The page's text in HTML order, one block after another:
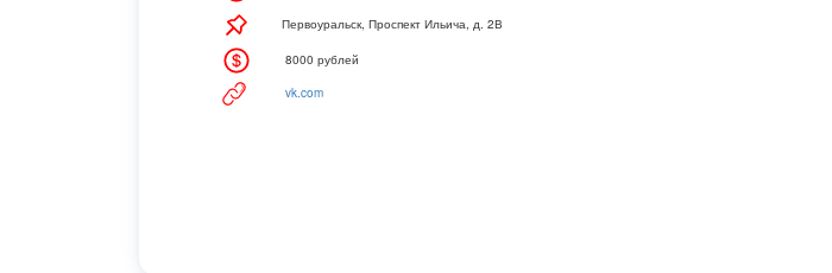
Первоуральск, Проспект Ильича, д. 2В
8000 рублей
vk.com